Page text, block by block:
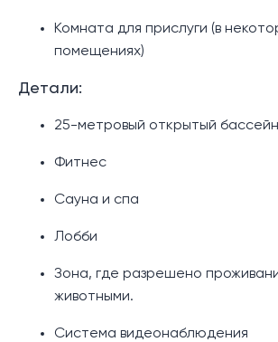
Комната для прислуги (в
помещениях)
Детали:
25-метровый открытый
Фитнес
Сауна и спа
Лобби
Зона, где разрешено
животными.
Система видеонаблюдения